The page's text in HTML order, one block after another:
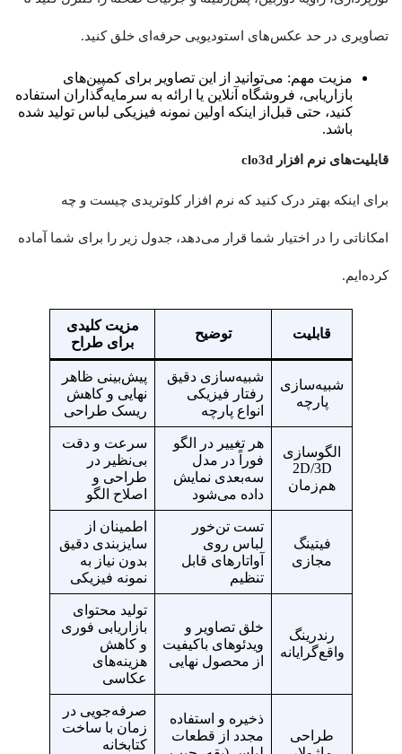
تصاویری در حد عکس‌های استودیویی حرفه‌ای خلق کنید.
مزیت مهم: می‌توانید از این تصاویر برای کمپین‌های
بازاریابی، فروشگاه آنلاین یا ارائه به سرمایه‌گذاران استفاده
کنید، حتی قبل‌از اینکه اولین نمونه فیزیکی لباس تولید شده
باشد.
قابلیت‌های نرم افزار clo3d
برای اینکه بهتر درک کنید که نرم افزار کلوتریدی چیست و چه
امکاناتی را در اختیار شما قرار می‌دهد، جدول زیر را برای شما آماده
کرده‌ایم.
قابلیت توضیح
مزیت کلیدی
برای طراح
شبیه‌سازی
پارچه
شبیه‌سازی دقیق
رفتار فیزیکی
انواع پارچه
پیش‌بینی ظاهر
نهایی و کاهش
ریسک طراحی
الگوسازی
2D/3D
هم‌زمان
هر تغییر در الگو
فوراً در مدل
سه‌بعدی نمایش
داده می‌شود
سرعت و دقت
بی‌نظیر در
طراحی و
اصلاح الگو
فیتینگ
مجازی
تست تن‌خور
لباس روی
آواتارهای قابل
تنظیم
اطمینان از
سایزبندی دقیق
بدون نیاز به
نمونه فیزیکی
رندرینگ
واقع‌گرایانه
خلق تصاویر و
ویدئوهای باکیفیت
از محصول نهایی
تولید محتوای
بازاریابی فوری
و کاهش
هزینه‌های
عکاسی
طراحی
ذخیره و استفاده
مجدد از قطعات
صرفه‌جویی در
زمان با ساخت
کتابخانه